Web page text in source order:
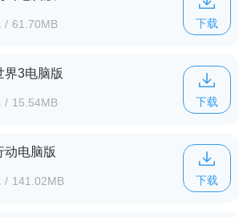
/ 61.70MB 下载
界3电脑版
/ 15.54MB 下载
动电脑版
/ 141.02MB 下载